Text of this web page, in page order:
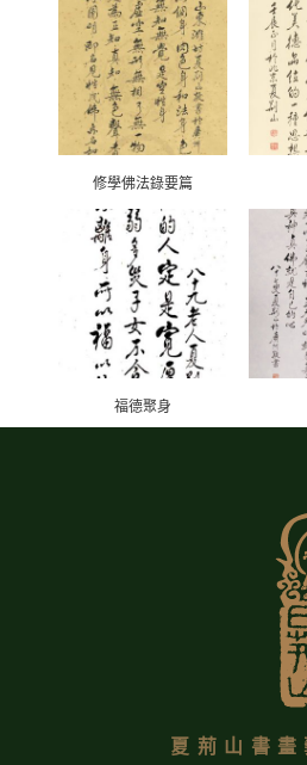
修學佛法錄要篇
福德聚身
夏荊山書畫